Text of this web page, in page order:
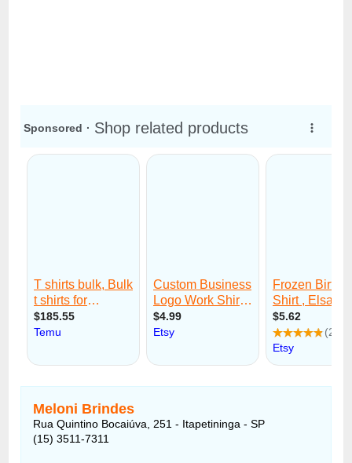
Meloni Brindes
Rua Quintino Bocaiúva, 251 - Itapetininga - SP
(15) 3511-7311